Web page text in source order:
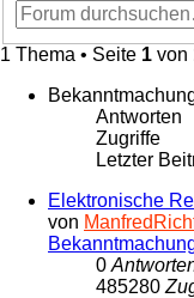
1 Thema • Seite 1 von
Antworten
Zugriffe
Letzter
Elektronische
von
0
485280